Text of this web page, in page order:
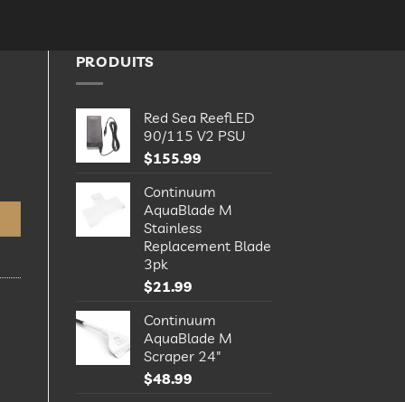
PRODUITS
Red Sea ReefLED
90/115 V2 PSU
$155.99
Continuum
AquaBlade M
Stainless
Replacement Blade
3pk
$21.99
Continuum
AquaBlade M
Scraper 24"
$48.99